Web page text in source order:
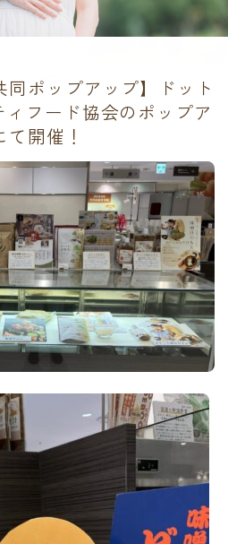
同ポップアップ】ドット
フード協会のポップア
開催！